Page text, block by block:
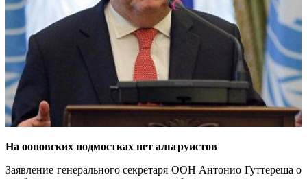
На ооновских подмостках нет альтруистов
Заявление генерального секретаря ООН Антонио Гуттереша о